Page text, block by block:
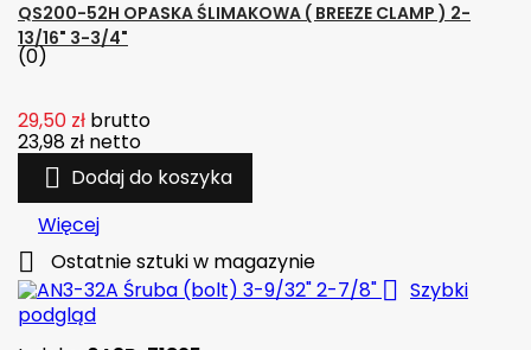
QS200-52H OPASKA ŚLIMAKOWA ( BREEZE CLAMP ) 2-
13/16" 3-3/4"
(0)
29,50 zł brutto
23,98 zł netto
 Dodaj do koszyka
Więcej
 Ostatnie sztuki w magazynie
 Szybki
podgląd